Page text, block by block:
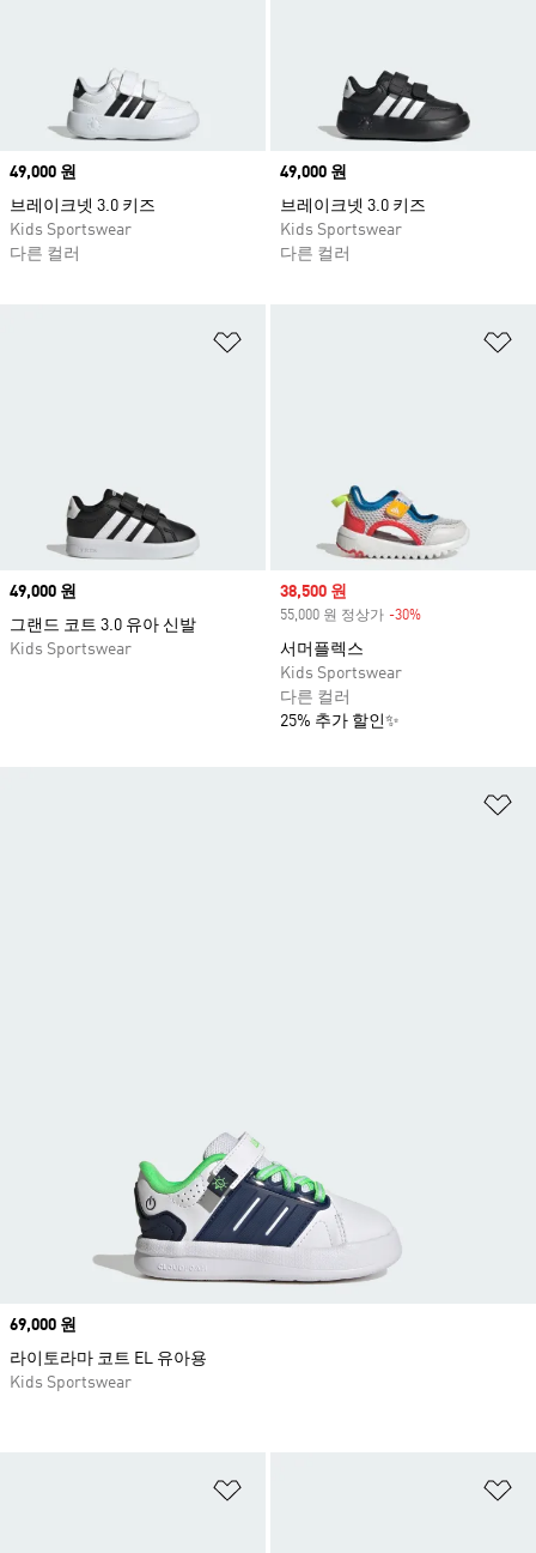
Price
49,000 원
브레이크넷 3.0 키즈
Kids Sportswear
다른 컬러
Price
49,000 원
브레이크넷 3.0 키즈
Kids Sportswear
다른 컬러
Price
49,000 원
그랜드 코트 3.0 유아 신발
Kids Sportswear
Sale price
38,500 원
55,000 원 정상가 -30%
서머플렉스
Kids Sportswear
다른 컬러
25% 추가 할인✨
Price
69,000 원
라이토라마 코트 EL 유아용
Kids Sportswear